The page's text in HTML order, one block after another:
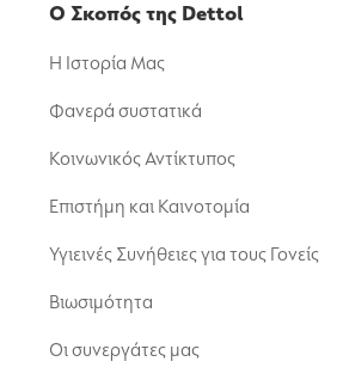
Ο Σκοπός της Dettol
Η Ιστορία Μας
Φανερά συστατικά
Κοινωνικός Αντίκτυπος
Επιστήμη και Καινοτομία
Υγιεινές Συνήθειες για τους Γονείς
Βιωσιμότητα
Οι συνεργάτες μας